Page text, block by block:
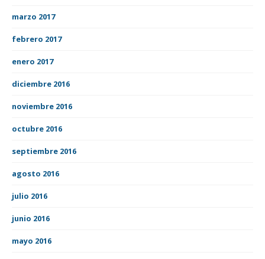
marzo 2017
febrero 2017
enero 2017
diciembre 2016
noviembre 2016
octubre 2016
septiembre 2016
agosto 2016
julio 2016
junio 2016
mayo 2016